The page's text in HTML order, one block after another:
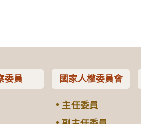
委員 國家人權委員會
主任委員